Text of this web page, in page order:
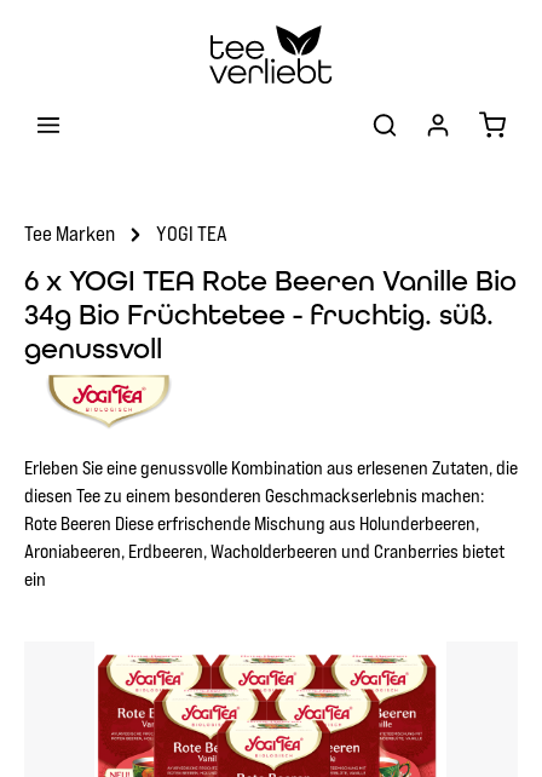
Tee Marken YOGI TEA
6 x YOGI TEA Rote Beeren Vanille Bio
34g Bio Früchtetee - fruchtig. süß.
genussvoll
Erleben Sie eine genussvolle Kombination aus erlesenen Zutaten, die
diesen Tee zu einem besonderen Geschmackserlebnis machen:
Rote Beeren Diese erfrischende Mischung aus Holunderbeeren,
Aroniabeeren, Erdbeeren, Wacholderbeeren und Cranberries bietet
ein
Bildergalerie überspringen